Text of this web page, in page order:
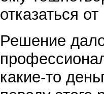
отказаться
Решение
какие-то